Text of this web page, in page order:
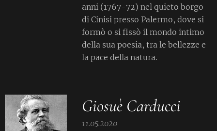
anni (1767-72) nel quieto borgo
di Cinisi presso Palermo, dove si
formò o si fissò il mondo intimo
della sua poesia, tra le bellezze e
la pace della natura.
Giosuè Carducci
11.05.2020